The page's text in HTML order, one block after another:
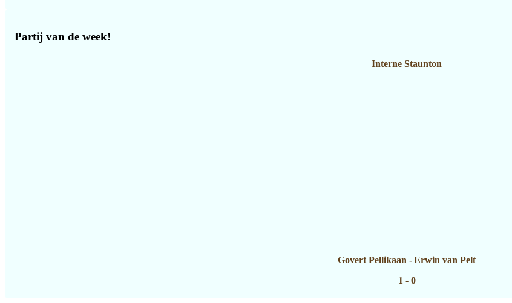
Partij van de week!
Interne Staunton
Govert Pellikaan - Erwin van Pelt
1 - 0